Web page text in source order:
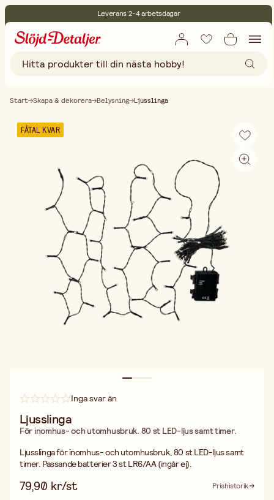
Leverans 2-4 arbetsdagar
Fri frakt vid köp över 499:-
Start Skapa & dekorera Belysning Ljusslinga
FÅTAL KVAR
Inga svar än
Ljusslinga
För inomhus- och utomhusbruk. 80 st LED-ljus samt timer.
Ljusslinga för inomhus- och utomhusbruk, 80 st LED-ljus samt
timer. Passande batterier 3 st LR6/AA (ingår ej).
79,90 kr/st
Prishistorik